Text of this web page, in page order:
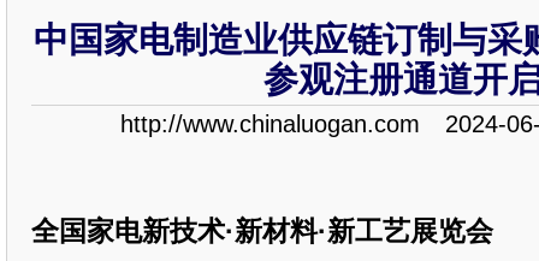
中国家电制造业供应链订制与采
参观注册通道开
http://www.chinaluogan.com 2024-
全国家电新技术·新材料·新工艺展览会